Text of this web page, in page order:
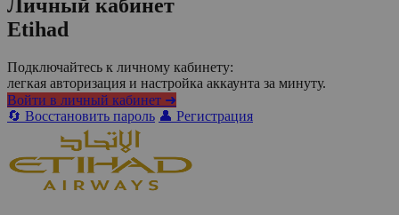
Личный кабинет
Etihad
Подключайтесь к личному кабинету:
легкая авторизация и настройка аккаунта за минуту.
Войти в личный кабинет ➜
🔄 Восстановить пароль 👤 Регистрация